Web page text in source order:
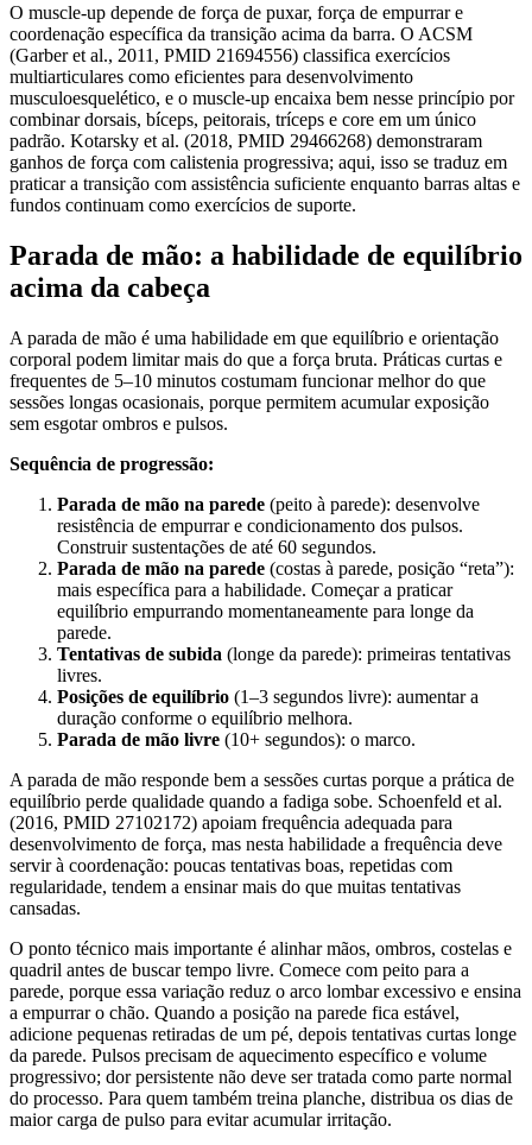
O muscle-up depende de força de puxar, força de empurrar e
coordenação específica da transição acima da barra. O ACSM
(Garber et al., 2011, PMID 21694556) classifica exercícios
multiarticulares como eficientes para desenvolvimento
musculoesquelético, e o muscle-up encaixa bem nesse princípio por
combinar dorsais, bíceps, peitorais, tríceps e core em um único
padrão. Kotarsky et al. (2018, PMID 29466268) demonstraram
ganhos de força com calistenia progressiva; aqui, isso se traduz em
praticar a transição com assistência suficiente enquanto barras altas e
fundos continuam como exercícios de suporte.
Parada de mão: a habilidade de equilíbrio
acima da cabeça
A parada de mão é uma habilidade em que equilíbrio e orientação
corporal podem limitar mais do que a força bruta. Práticas curtas e
frequentes de 5–10 minutos costumam funcionar melhor do que
sessões longas ocasionais, porque permitem acumular exposição
sem esgotar ombros e pulsos.
Sequência de progressão:
Parada de mão na parede (peito à parede): desenvolve
resistência de empurrar e condicionamento dos pulsos.
Construir sustentações de até 60 segundos.
Parada de mão na parede (costas à parede, posição “reta”):
mais específica para a habilidade. Começar a praticar
equilíbrio empurrando momentaneamente para longe da
parede.
Tentativas de subida (longe da parede): primeiras tentativas
livres.
Posições de equilíbrio (1–3 segundos livre): aumentar a
duração conforme o equilíbrio melhora.
Parada de mão livre (10+ segundos): o marco.
A parada de mão responde bem a sessões curtas porque a prática de
equilíbrio perde qualidade quando a fadiga sobe. Schoenfeld et al.
(2016, PMID 27102172) apoiam frequência adequada para
desenvolvimento de força, mas nesta habilidade a frequência deve
servir à coordenação: poucas tentativas boas, repetidas com
regularidade, tendem a ensinar mais do que muitas tentativas
cansadas.
O ponto técnico mais importante é alinhar mãos, ombros, costelas e
quadril antes de buscar tempo livre. Comece com peito para a
parede, porque essa variação reduz o arco lombar excessivo e ensina
a empurrar o chão. Quando a posição na parede fica estável,
adicione pequenas retiradas de um pé, depois tentativas curtas longe
da parede. Pulsos precisam de aquecimento específico e volume
progressivo; dor persistente não deve ser tratada como parte normal
do processo. Para quem também treina planche, distribua os dias de
maior carga de pulso para evitar acumular irritação.